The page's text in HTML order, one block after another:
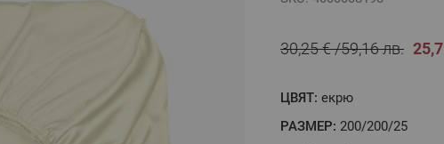
30,25 € 59,16 лв.
ЦВЯТ: екрю
РАЗМЕР: 200/200/25